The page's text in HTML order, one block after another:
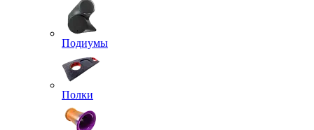
Подиумы
Полки